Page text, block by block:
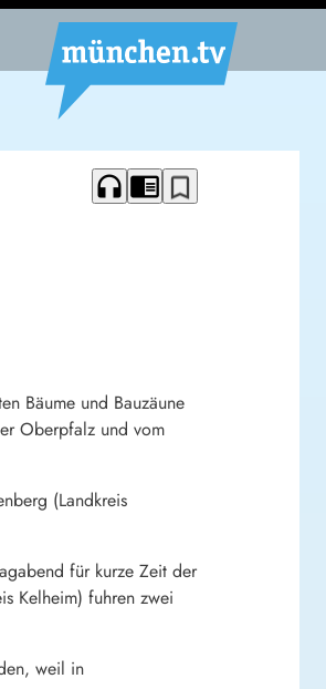
headphones chrome_reader_mode bookmark_border
Bäume und Bauzäune
Oberpfalz und vom
(Landkreis
für kurze Zeit der
Kelheim) fuhren zwei
weil in